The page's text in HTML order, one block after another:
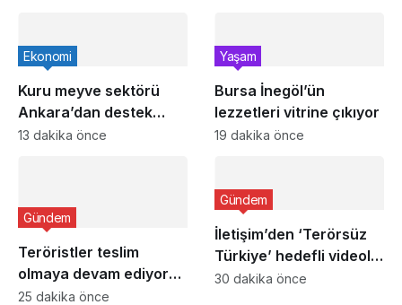
Kuru meyve sektörü
Ankara’dan destek
istedi
Ekonomi
13 dakika önce
Bursa İnegöl’ün
lezzetleri vitrine çıkıyor
Yaşam
19 dakika önce
Teröristler teslim
olmaya devam ediyor…
Hudutlarda 490 kişi
Gündem
25 dakika önce
İletişim’den ‘Terörsüz
Türkiye’ hedefli videolu
paylaşım
Gündem
30 dakika önce